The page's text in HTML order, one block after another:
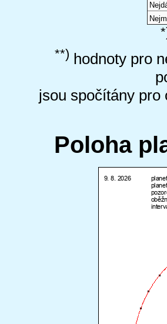
**) hodnoty pro
jsou spočítány pro
Poloha